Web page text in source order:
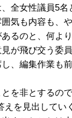
全女性議員5名
気も内容も、
るのと、何よ
が飛び交う委
、編集作業も
を非とするの
えを見出してい